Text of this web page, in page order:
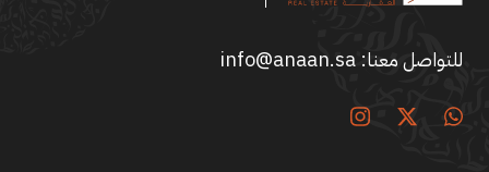
للتواصل معنا: info@anaan.sa